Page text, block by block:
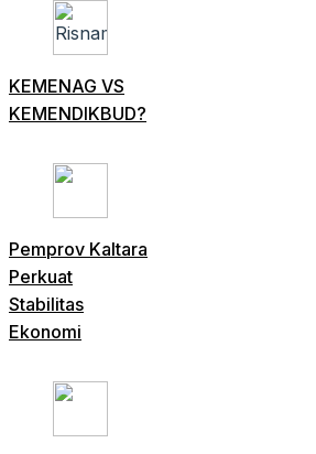
KEMENAG VS
KEMENDIKBUD?
Pemprov Kaltara
Perkuat
Stabilitas
Ekonomi